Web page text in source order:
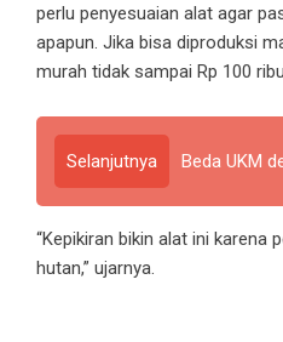
perlu penyesuaian alat agar
apapun. Jika bisa diproduksi
murah tidak sampai Rp 100
Selanjutnya Beda UKM
“Kepikiran bikin alat ini karena
hutan,” ujarnya.